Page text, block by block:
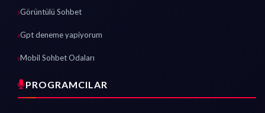
Görüntülü Sohbet
Gpt deneme yapiyorum
Mobil Sohbet Odaları
PROGRAMCILAR